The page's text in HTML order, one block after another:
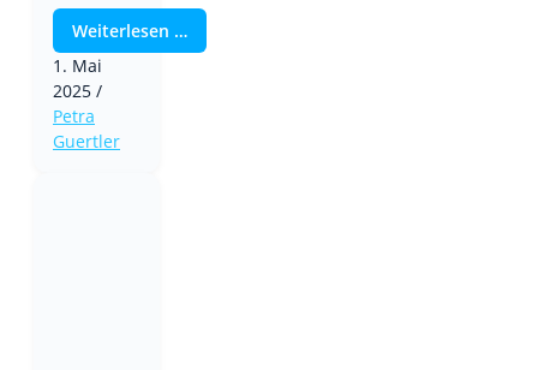
Weiterlesen …
1. Mai
2025 /
Petra
Guertler